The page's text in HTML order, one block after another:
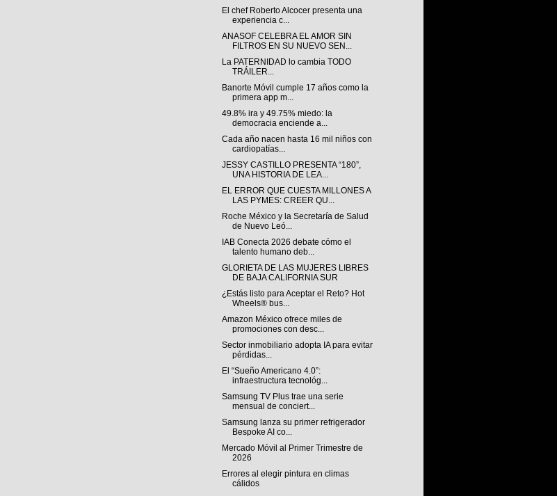
El chef Roberto Alcocer presenta una
experiencia c...
ANASOF CELEBRA EL AMOR SIN
FILTROS EN SU NUEVO SEN...
La PATERNIDAD lo cambia TODO
TRÁILER...
Banorte Móvil cumple 17 años como la
primera app m...
49.8% ira y 49.75% miedo: la
democracia enciende a...
Cada año nacen hasta 16 mil niños con
cardiopatías...
JESSY CASTILLO PRESENTA “180”,
UNA HISTORIA DE LEA...
EL ERROR QUE CUESTA MILLONES A
LAS PYMES: CREER QU...
Roche México y la Secretaría de Salud
de Nuevo Leó...
IAB Conecta 2026 debate cómo el
talento humano deb...
GLORIETA DE LAS MUJERES LIBRES
DE BAJA CALIFORNIA SUR
¿Estás listo para Aceptar el Reto? Hot
Wheels® bus...
Amazon México ofrece miles de
promociones con desc...
Sector inmobiliario adopta IA para evitar
pérdidas...
El “Sueño Americano 4.0”:
infraestructura tecnológ...
Samsung TV Plus trae una serie
mensual de conciert...
Samsung lanza su primer refrigerador
Bespoke AI co...
Mercado Móvil al Primer Trimestre de
2026
Errores al elegir pintura en climas
cálidos